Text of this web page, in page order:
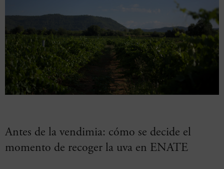
Antes de la vendimia: cómo se decide el
momento de recoger la uva en ENATE